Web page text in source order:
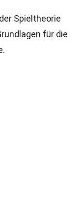
Spieltheorie
für die